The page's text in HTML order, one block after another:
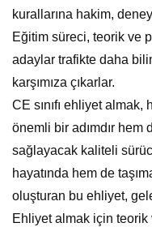
kurallarına hakim,
Eğitim süreci, teorik ve
adaylar trafikte daha
karşımıza çıkarlar.
CE sınıfı ehliyet
önemli bir adımdır hem
sağlayacak kaliteli
hayatında hem de
oluşturan bu ehliyet,
Ehliyet almak için teorik